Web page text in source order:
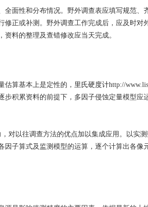
面性和分布情况。野外调查表应填写规范、
正或补测。野外调查工作完成后，应及时对
料的整理及查错修改应当天完成。
估算基本上是定性的， 里氏硬度计http://
积累资料的前提下，多因子侵蚀定量模型应
对以往调查方法的优点加以集成应用。以实
子算式及监测模型的运算，逐个计算出各像